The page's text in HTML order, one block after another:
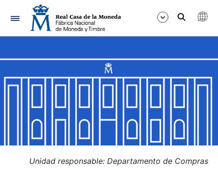
Navegación
Mostrar/Ocultar
Mostrar/Ocultar
Mostrar/Ocultar
Unidad responsable: Departamento de Compras